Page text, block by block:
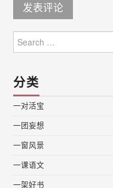
for:
分类
一对活宝
一团妄想
一窗风景
一课语文
一架好书